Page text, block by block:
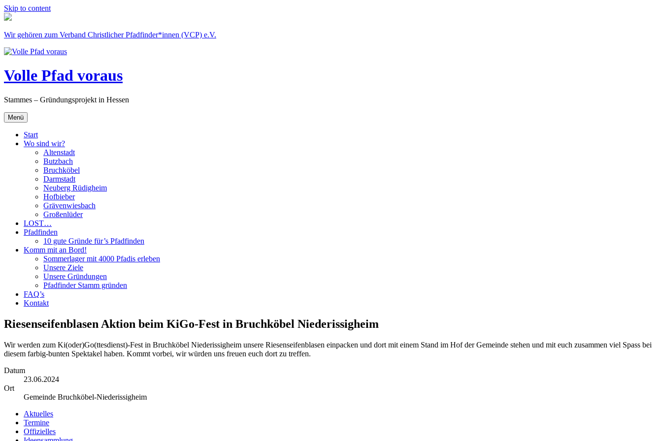
Skip to content
Wir gehören zum Verband Christlicher Pfadfinder*innen (VCP) e.V.
Volle Pfad voraus
Stammes – Gründungsprojekt in Hessen
Menü
Start
Wo sind wir?
Altenstadt
Butzbach
Bruchköbel
Darmstadt
Neuberg Rüdigheim
Hofbieber
Grävenwiesbach
Großenlüder
LOST…
Pfadfinden
10 gute Gründe für’s Pfadfinden
Komm mit an Bord!
Sommerlager mit 4000 Pfadis erleben
Unsere Ziele
Unsere Gründungen
Pfadfinder Stamm gründen
FAQ’s
Kontakt
Riesenseifenblasen Aktion beim KiGo-Fest in Bruchköbel Niederissigheim
Wir werden zum Ki(oder)Go(ttesdienst)-Fest in Bruchköbel Niederissigheim unsere Riesenseifenblasen einpacken und dort mit einem Stand im Hof der Gemeinde stehen und mit euch zusammen viel Spass bei
diesem farbig-bunten Spektakel haben. Kommt vorbei, wir würden uns freuen euch dort zu treffen.
Datum
23.06.2024
Ort
Gemeinde Bruchköbel-Niederissigheim
Aktuelles
Termine
Offizielles